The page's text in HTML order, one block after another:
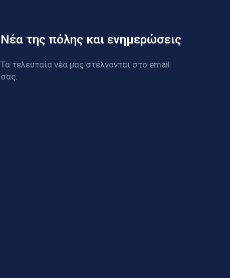
Νέα της πόλης και ενημερώσεις
Τα τελευταία νέα μας στέλνονται στο email
σας.